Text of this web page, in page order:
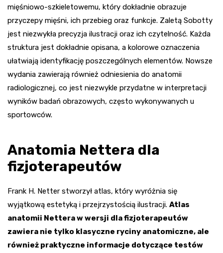
mięśniowo-szkieletowemu, który dokładnie obrazuje
przyczepy mięśni, ich przebieg oraz funkcje. Zaletą Sobotty
jest niezwykła precyzja ilustracji oraz ich czytelność. Każda
struktura jest dokładnie opisana, a kolorowe oznaczenia
ułatwiają identyfikację poszczególnych elementów. Nowsze
wydania zawierają również odniesienia do anatomii
radiologicznej, co jest niezwykle przydatne w interpretacji
wyników badań obrazowych, często wykonywanych u
sportowców.
Anatomia Nettera dla
fizjoterapeutów
Frank H. Netter stworzył atlas, który wyróżnia się
wyjątkową estetyką i przejrzystością ilustracji. Atlas
anatomii Nettera w wersji dla fizjoterapeutów
zawiera nie tylko klasyczne ryciny anatomiczne, ale
również praktyczne informacje dotyczące testów